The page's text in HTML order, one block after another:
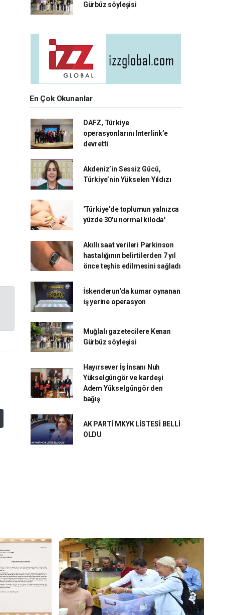
Gürbüz söyleşisi
En Çok Okunanlar
DAFZ, Türkiye
operasyonlarını Interlink’e
devretti
Akdeniz’in Sessiz Gücü,
Türkiye’nin Yükselen Yıldızı
'Türkiye'de toplumun yalnızca
yüzde 30'u normal kiloda'
Akıllı saat verileri Parkinson
hastalığının belirtilerden 7 yıl
önce teşhis edilmesini sağladı
İskenderun'da kumar oynanan
iş yerine operasyon
Muğlalı gazetecilere Kenan
Gürbüz söyleşisi
Hayırsever İş İnsanı Nuh
Yükselgüngör ve kardeşi
Adem Yükselgüngör den
bağış
AK PARTİ MKYK LİSTESİ BELLİ
OLDU